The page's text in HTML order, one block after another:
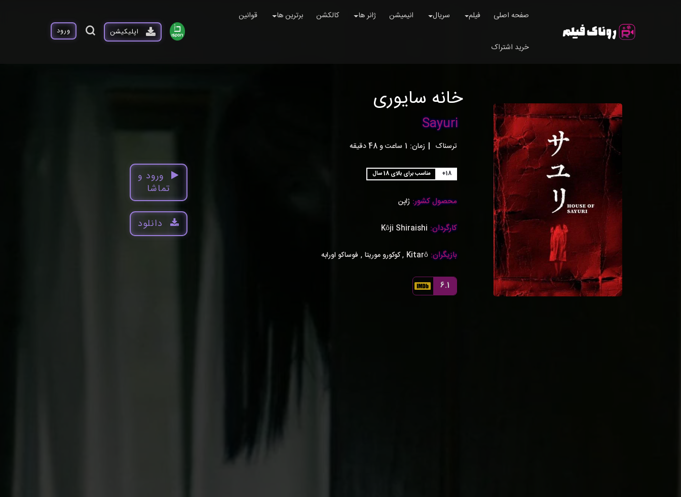
صفحه اصلی فیلم سریال انیمیشن ژانر ها کالکشن برترین ها قوانین
خرید اشتراک
اپلیکیشن ورود
خانه سایوری
Sayuri
ترسناک | زمان: 1ساعت و 48 دقیقه
+18 مناسب برای بالای 18 سال
محصول کشور: ژاپن
کارگردان: Kôji Shiraishi
بازیگران: Kitarô
,کوکورو موریتا , فوساکو اورابه
6.1
ورود و
تماشا
دانلود